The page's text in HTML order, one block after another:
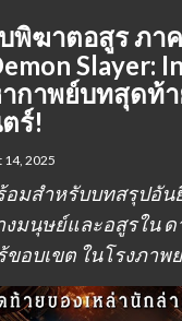
บพิฆาตอสูร ภา
Slayer:
กาพย์บทสุดท้
ร์!
14, 2025
อมสำหรับบทสรุปอัน
งมนุษย์และอสูรใน
อบเขต ในโรงภาพ